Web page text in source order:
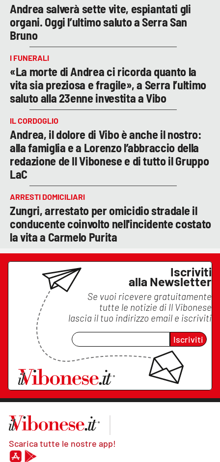
Andrea salverà sette vite, espiantati gli
organi. Oggi l’ultimo saluto a Serra San
Bruno
I FUNERALI
«La morte di Andrea ci ricorda quanto la
vita sia preziosa e fragile», a Serra l’ultimo
saluto alla 23enne investita a Vibo
IL CORDOGLIO
Andrea, il dolore di Vibo è anche il nostro:
alla famiglia e a Lorenzo l’abbraccio della
redazione de Il Vibonese e di tutto il Gruppo
LaC
ARRESTI DOMICILIARI
Zungri, arrestato per omicidio stradale il
conducente coinvolto nell'incidente costato
la vita a Carmelo Purita
Iscriviti
alla Newsletter
Se vuoi ricevere gratuitamente
tutte le notizie di Il Vibonese
lascia il tuo indirizzo email e iscriviti
Iscriviti
Scarica tutte le nostre app!